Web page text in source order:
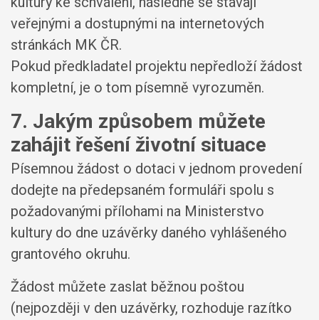
veřejnými a dostupnými na internetových
stránkách MK ČR.
Pokud předkladatel projektu nepředloží žádost
kompletní, je o tom písemně vyrozuměn.
7. Jakým způsobem můžete
zahájit řešení životní situace
Písemnou žádost o dotaci v jednom provedení
dodejte na předepsaném formuláři spolu s
požadovanými přílohami na Ministerstvo
kultury do dne uzávěrky daného vyhlášeného
grantového okruhu.
Žádost můžete zaslat běžnou poštou
(nejpozději v den uzávěrky, rozhoduje razítko